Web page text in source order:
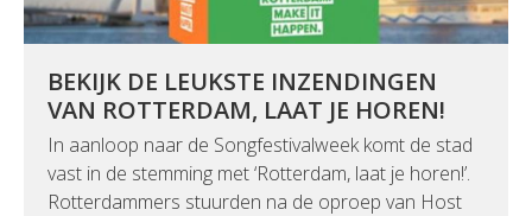
BEKIJK DE LEUKSTE INZENDINGEN
VAN ROTTERDAM, LAAT JE HOREN!
In aanloop naar de Songfestivalweek komt de stad
vast in de stemming met ‘Rotterdam, laat je horen!’.
Rotterdammers stuurden na de oproep van Host